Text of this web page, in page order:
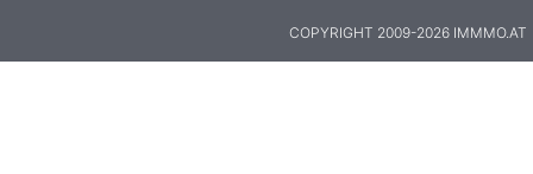
COPYRIGHT 2009-2026 IMMMO.AT